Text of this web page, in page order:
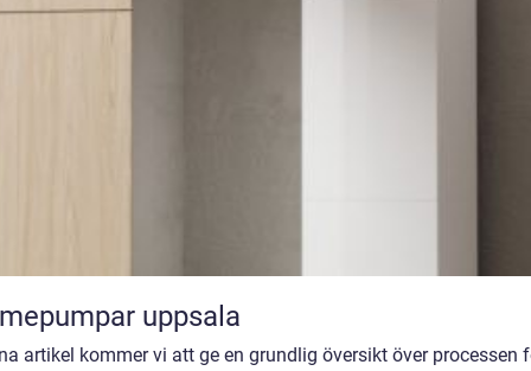
uppsala
artikel kommer vi att ge en grundlig översikt över processen